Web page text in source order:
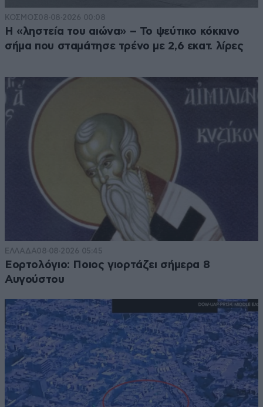
ΚΟΣΜΟΣ08·08·2026 00:08
Η «ληστεία του αιώνα» – Το ψεύτικο κόκκινο
σήμα που σταμάτησε τρένο με 2,6 εκατ. λίρες
ΕΛΛΑΔΑ08·08·2026 05:45
Εορτολόγιο: Ποιος γιορτάζει σήμερα 8
Αυγούστου